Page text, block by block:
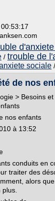
/ trouble de
sociale /
de nos
> Besoins
nos enfants
à 13:52
conduits en
traiter des
alors